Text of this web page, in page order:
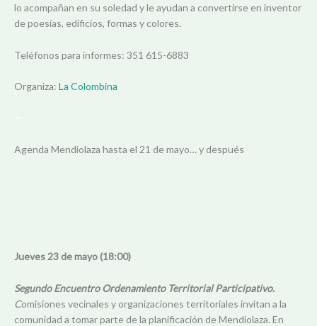
lo acompañan en su soledad y le ayudan a convertirse en inventor
de poesías, edificios, formas y colores.
Teléfonos para informes: 351 615-6883
Organiza: La Colombina
Agenda Mendiolaza hasta el 21 de mayo… y después
Jueves 23 de mayo (18:00)
Segundo Encuentro Ordenamiento Territorial Participativo.
Comisiones vecinales y organizaciones territoriales invitan a la
comunidad a tomar parte de la planificación de Mendiolaza. En